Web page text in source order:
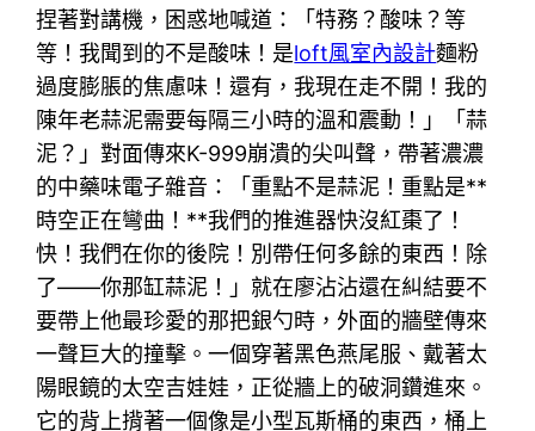
捏著對講機，困惑地喊道：「特務？酸味？等
等！我聞到的不是酸味！是loft風室內設計麵粉
過度膨脹的焦慮味！還有，我現在走不開！我的
陳年老蒜泥需要每隔三小時的溫和震動！」「蒜
泥？」對面傳來K-999崩潰的尖叫聲，帶著濃濃
的中藥味電子雜音：「重點不是蒜泥！重點是**
時空正在彎曲！**我們的推進器快沒紅棗了！
快！我們在你的後院！別帶任何多餘的東西！除
了——你那缸蒜泥！」就在廖沾沾還在糾結要不
要帶上他最珍愛的那把銀勺時，外面的牆壁傳來
一聲巨大的撞擊。一個穿著黑色燕尾服、戴著太
陽眼鏡的太空吉娃娃，正從牆上的破洞鑽進來。
它的背上揹著一個像是小型瓦斯桶的東西，桶上